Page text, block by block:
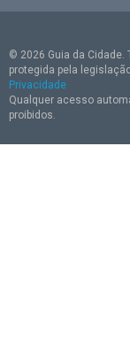
© 2026 Guia da
protegida pela
Privacidade
Qualquer acesso
proibidos.